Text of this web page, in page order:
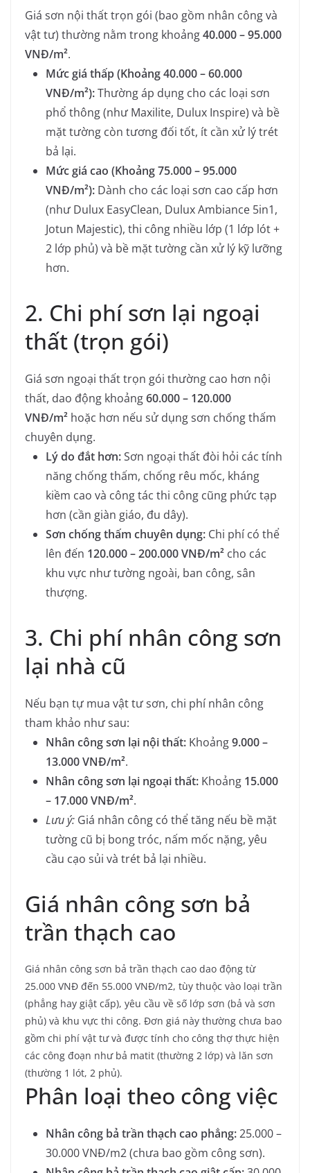
Giá sơn nội thất trọn gói (bao gồm nhân công và
vật tư) thường nằm trong khoảng40.000 – 95.000
VNĐ/m².
Mức giá thấp (Khoảng 40.000 – 60.000
VNĐ/m²):Thường áp dụng cho các loại sơn
phổ thông (như Maxilite, Dulux Inspire) và bề
mặt tường còn tương đối tốt, ít cần xử lý trét
bả lại.
Mức giá cao (Khoảng 75.000 – 95.000
VNĐ/m²): Dành cho các loại sơn cao cấp hơn
(như Dulux EasyClean, Dulux Ambiance 5in1,
Jotun Majestic), thi công nhiều lớp (1 lớp lót +
2 lớp phủ) và bề mặt tường cần xử lý kỹ lưỡng
hơn.
2. Chi phí sơn lại ngoại
thất (trọn gói)
Giá sơn ngoại thất trọn gói thường cao hơn nội
thất, dao động khoảng60.000 – 120.000
VNĐ/m² hoặc hơn nếu sử dụng sơn chống thấm
chuyên dụng.
Lý do đắt hơn:Sơn ngoại thất đòi hỏi các tính
năng chống thấm, chống rêu mốc, kháng
kiềm cao và công tác thi công cũng phức tạp
hơn (cần giàn giáo, đu dây).
Sơn chống thấm chuyên dụng: Chi phí có thể
lên đến 120.000 – 200.000 VNĐ/m² cho các
khu vực như tường ngoài, ban công, sân
thượng.
3. Chi phí nhân công sơn
lại nhà cũ
Nếu bạn tự mua vật tư sơn, chi phí nhân công
tham khảo như sau:
Nhân công sơn lại nội thất: Khoảng9.000 –
13.000 VNĐ/m².
Nhân công sơn lại ngoại thất: Khoảng 15.000
– 17.000 VNĐ/m².
Lưu ý: Giá nhân công có thể tăng nếu bề mặt
tường cũ bị bong tróc, nấm mốc nặng, yêu
cầu cạo sủi và trét bả lại nhiều.
Giá nhân công sơn bả
trần thạch cao
Giá nhân công sơn bả trần thạch cao dao động từ
25.000 VNĐ đến 55.000 VNĐ/m2, tùy thuộc vào loại trần
(phẳng hay giật cấp), yêu cầu về số lớp sơn (bả và sơn
phủ) và khu vực thi công. Đơn giá này thường chưa bao
gồm chi phí vật tư và được tính cho công thợ thực hiện
các công đoạn như bả matit (thường 2 lớp) và lăn sơn
(thường 1 lót, 2 phủ).
Phân loại theo công việc
Nhân công bả trần thạch cao phẳng:25.000 –
30.000 VNĐ/m2 (chưa bao gồm công sơn).